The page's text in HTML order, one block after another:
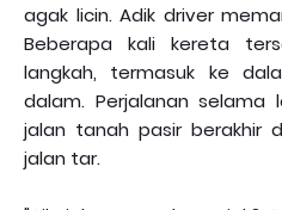
agak licin. Adik driver
Beberapa kali kereta
langkah, termasuk ke
dalam. Perjalanan
jalan tanah pasir berakhir
jalan tar.